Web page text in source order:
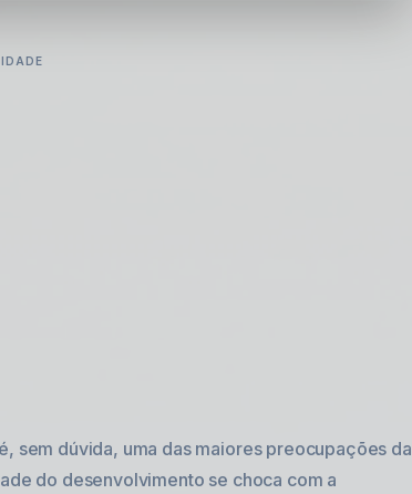
sem dúvida, uma das maiores preocupações da
do desenvolvimento se choca com a